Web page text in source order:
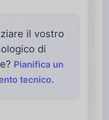
il vostro
di
Pianifica un
tecnico.